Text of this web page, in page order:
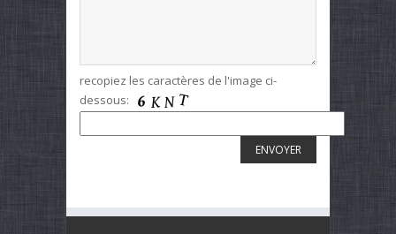
recopiez les caractères de l'image ci-
dessous: